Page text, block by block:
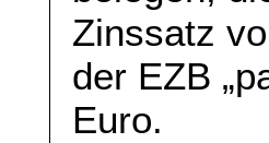
Zinssatz
der EZB
Euro.